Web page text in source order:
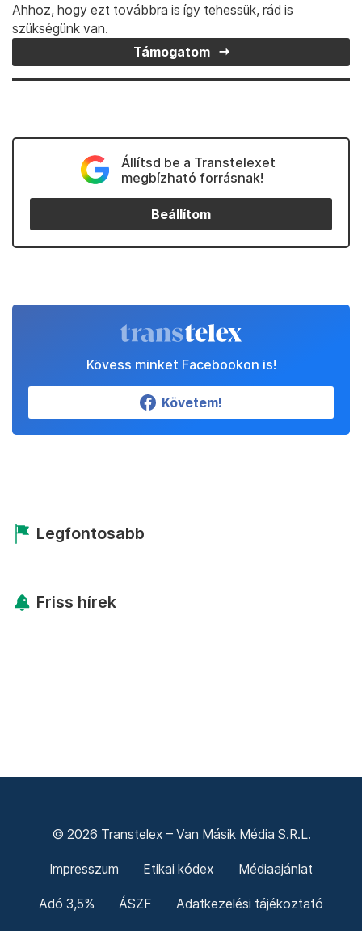
Ahhoz, hogy ezt továbbra is így tehessük, rád is
szükségünk van.
Támogatom
Állítsd be a Transtelexet
megbízható forrásnak!
Beállítom
Kövess minket Facebookon is!
Követem!
Legfontosabb
Friss hírek
© 2026 Transtelex – Van Másik Média S.R.L.
Impresszum Etikai kódex Médiaajánlat
Adó 3,5% ÁSZF Adatkezelési tájékoztató